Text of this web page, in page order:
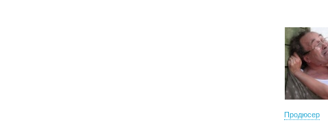
Продюсер